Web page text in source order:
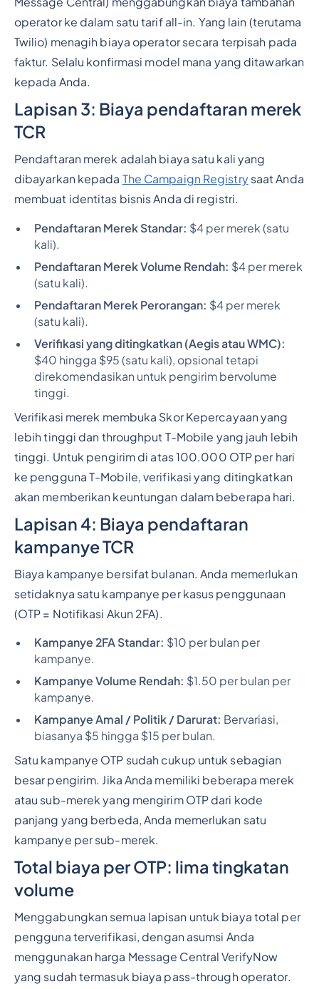
operator ke dalam satu tarif all-in. Yang lain (terutama
Twilio) menagih biaya operator secara terpisah pada
faktur. Selalu konfirmasi model mana yang ditawarkan
kepada Anda.
Lapisan 3: Biaya pendaftaran merek
TCR
Pendaftaran merek adalah biaya satu kali yang
dibayarkan kepada The Campaign Registrysaat Anda
membuat identitas bisnis Anda di registri.
Pendaftaran Merek Standar: $4 per merek (satu
kali).
Pendaftaran Merek Volume Rendah: $4 per merek
(satu kali).
Pendaftaran Merek Perorangan: $4 per merek
(satu kali).
Verifikasi yang ditingkatkan (Aegis atau WMC):
$40 hingga $95 (satu kali), opsional tetapi
direkomendasikan untuk pengirim bervolume
tinggi.
Verifikasi merek membuka Skor Kepercayaan yang
lebih tinggi dan throughput T-Mobile yang jauh lebih
tinggi. Untuk pengirim di atas 100.000 OTP per hari
ke pengguna T-Mobile, verifikasi yang ditingkatkan
akan memberikan keuntungan dalam beberapa hari.
Lapisan 4: Biaya pendaftaran
kampanye TCR
Biaya kampanye bersifat bulanan. Anda memerlukan
setidaknya satu kampanye per kasus penggunaan
(OTP = Notifikasi Akun 2FA).
Kampanye 2FA Standar: $10 per bulan per
kampanye.
Kampanye Volume Rendah: $1.50 per bulan per
kampanye.
Kampanye Amal / Politik / Darurat: Bervariasi,
biasanya $5 hingga $15 per bulan.
Satu kampanye OTP sudah cukup untuk sebagian
besar pengirim. Jika Anda memiliki beberapa merek
atau sub-merek yang mengirim OTP dari kode
panjang yang berbeda, Anda memerlukan satu
kampanye per sub-merek.
Total biaya per OTP: lima tingkatan
volume
Menggabungkan semua lapisan untuk biaya total per
pengguna terverifikasi, dengan asumsi Anda
menggunakan harga Message Central VerifyNow
yang sudah termasuk biaya pass-through operator.